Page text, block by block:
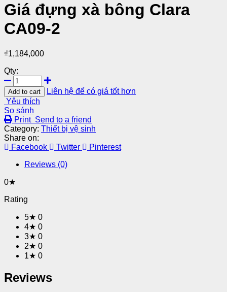
Giá đựng xà bông Clara
CA09-2
₫1,184,000
Qty:
Add to cart
Liên hệ để có giá tốt hơn
Yêu thích
So sánh
Print Send to a friend
Category: Thiết bị vệ sinh
Share on:
Facebook
Twitter
Pinterest
Reviews (0)
0★
Rating
5★ 0
4★ 0
3★ 0
2★ 0
1★ 0
Reviews